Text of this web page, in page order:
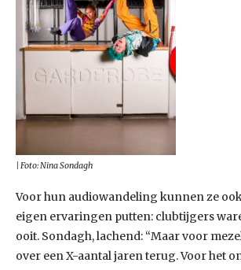
| Foto: Nina Sondagh
Voor hun audiowandeling kunnen ze
eigen ervaringen putten: clubtijgers
ooit. Sondagh, lachend: “Maar voor
over een X-aantal jaren terug. Voor het